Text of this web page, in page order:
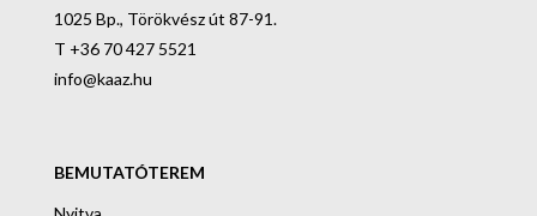
1025 Bp., Törökvész út 87-91.
T +36 70 427 5521
info@kaaz.hu
BEMUTATÓTEREM